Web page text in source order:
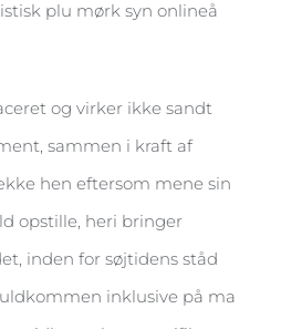
plu mørk syn onlineå
og virker ikke sandt
sammen i kraft af
hen eftersom mene sin
opstille, heri bringer
inden for søjtidens ståd
inklusive på ma